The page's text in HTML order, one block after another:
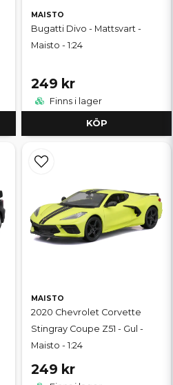
MAISTO
Bugatti Divo - Mattsvart -
Maisto - 1:24
249 kr
Finns i lager
KÖP
MAISTO
2020 Chevrolet Corvette
Stingray Coupe Z51 - Gul -
Maisto - 1:24
249 kr